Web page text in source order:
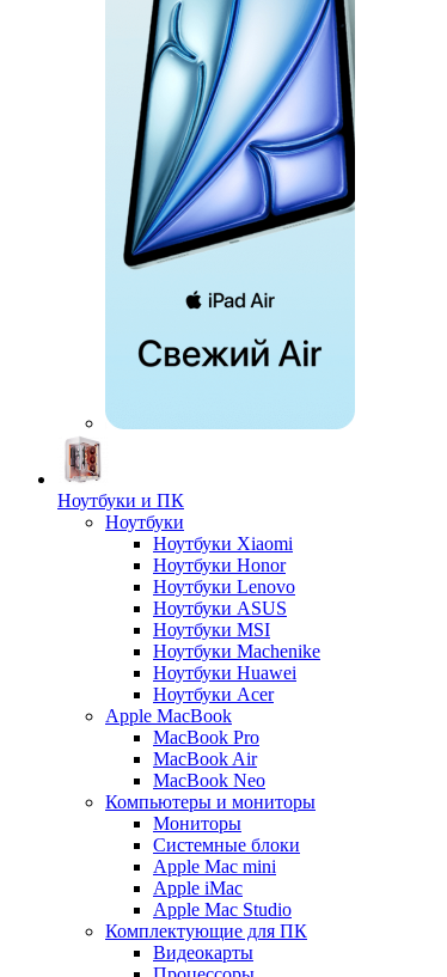
Ноутбуки и ПК
Ноутбуки
Ноутбуки Xiaomi
Ноутбуки Honor
Ноутбуки Lenovo
Ноутбуки ASUS
Ноутбуки MSI
Ноутбуки Machenike
Ноутбуки Huawei
Ноутбуки Acer
Apple MacBook
MacBook Pro
MacBook Air
MacBook Neo
Компьютеры и мониторы
Мониторы
Системные блоки
Apple Mac mini
Apple iMac
Apple Mac Studio
Комплектующие для ПК
Видеокарты